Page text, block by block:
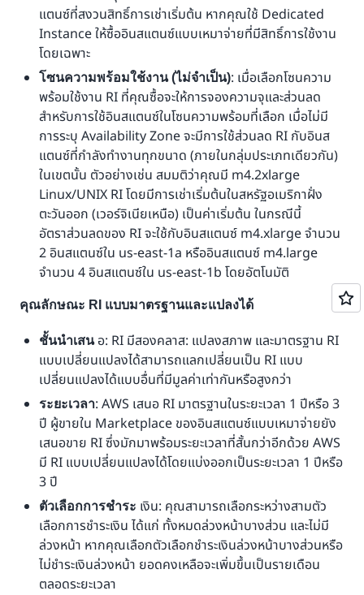
แตนซ์ที่สงวนสิทธิ์การเช่าเริ่มต้น หากคุณใช้ Dedicated
Instance ให้ซื้ออินสแตนซ์แบบเหมาจ่ายที่มีสิทธิ์การใช้งาน
โดยเฉพาะ
โซนความพร้อมใช้งาน (ไม่จำเป็น): เมื่อเลือกโซนความ
พร้อมใช้งาน RI ที่คุณซื้อจะให้การจองความจุและส่วนลด
สำหรับการใช้อินสแตนซ์ในโซนความพร้อมที่เลือก เมื่อไม่มี
การระบุ Availability Zone จะมีการใช้ส่วนลด RI กับอินส
แตนซ์ที่กำลังทำงานทุกขนาด (ภายในกลุ่มประเภทเดียวกัน)
ในเขตนั้น ตัวอย่างเช่น สมมติว่าคุณมี m4.2xlarge
Linux/UNIX RI โดยมีการเช่าเริ่มต้นในสหรัฐอเมริกาฝั่ง
ตะวันออก (เวอร์จิเนียเหนือ) เป็นค่าเริ่มต้น ในกรณีนี้
อัตราส่วนลดของ RI จะใช้กับอินสแตนซ์ m4.xlarge จำนวน
2 อินสแตนซ์ใน us-east-1a หรืออินสแตนซ์ m4.large
จำนวน 4 อินสแตนซ์ใน us-east-1b โดยอัตโนมัติ
คุณลักษณะ RI แบบมาตรฐานและแปลงได้
ชั้นนำเสน อ: RI มีสองคลาส: แปลงสภาพ และมาตรฐาน RI
แบบเปลี่ยนแปลงได้สามารถแลกเปลี่ยนเป็น RI แบบ
เปลี่ยนแปลงได้แบบอื่นที่มีมูลค่าเท่ากันหรือสูงกว่า
ระยะเวลา: AWS เสนอ RI มาตรฐานในระยะเวลา 1 ปีหรือ 3
ปี ผู้ขายใน Marketplace ของอินสแตนซ์แบบเหมาจ่ายยัง
เสนอขาย RI ซึ่งมักมาพร้อมระยะเวลาที่สั้นกว่าอีกด้วย AWS
มี RI แบบเปลี่ยนแปลงได้โดยแบ่งออกเป็นระยะเวลา 1 ปีหรือ
3 ปี
ตัวเลือกการชำระ เงิน: คุณสามารถเลือกระหว่างสามตัว
เลือกการชำระเงิน ได้แก่ ทั้งหมดล่วงหน้าบางส่วน และไม่มี
ล่วงหน้า หากคุณเลือกตัวเลือกชำระเงินล่วงหน้าบางส่วนหรือ
ไม่ชำระเงินล่วงหน้า ยอดคงเหลือจะเพิ่มขึ้นเป็นรายเดือน
ตลอดระยะเวลา